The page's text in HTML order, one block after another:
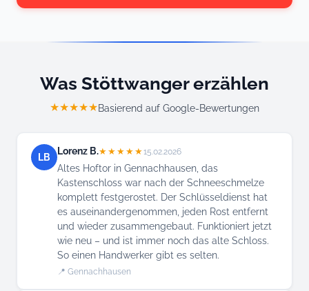
Was Stöttwanger erzählen
★★★★★Basierend auf Google-Bewertungen
LB
Lorenz B.★★★★★15.02.2026
Altes Hoftor in Gennachhausen, das
Kastenschloss war nach der Schneeschmelze
komplett festgerostet. Der Schlüsseldienst hat
es auseinandergenommen, jeden Rost entfernt
und wieder zusammengebaut. Funktioniert jetzt
wie neu – und ist immer noch das alte Schloss.
So einen Handwerker gibt es selten.
📍 Gennachhausen